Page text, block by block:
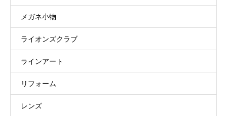
メガネ小物
ライオンズクラブ
ラインアート
リフォーム
レンズ